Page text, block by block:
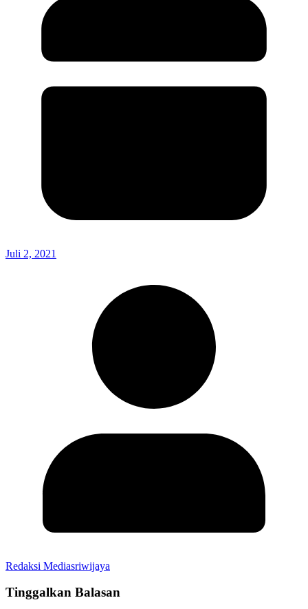
Juli 2, 2021
Redaksi Mediasriwijaya
Tinggalkan Balasan